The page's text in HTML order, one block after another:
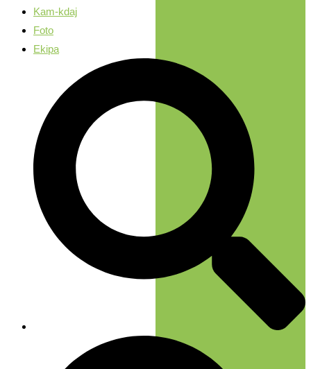
Kam-kdaj
Foto
Ekipa